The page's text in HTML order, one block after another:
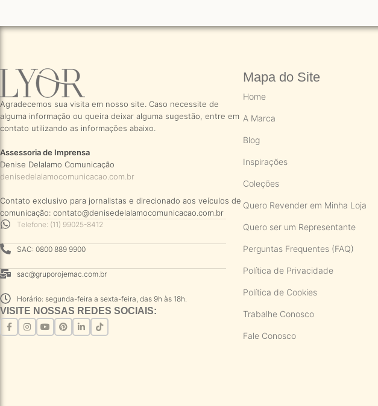
Agradecemos sua visita em nosso site. Caso necessite de
alguma informação ou queira deixar alguma sugestão, entre em
contato utilizando as informações abaixo.
Assessoria de Imprensa
Denise Delalamo Comunicação
denisedelalamocomunicacao.com.br
Contato exclusivo para jornalistas e direcionado aos veículos de
comunicação: contato@denisedelalamocomunicacao.com.br
Telefone: (11) 99025-8412
SAC: 0800 889 9900
sac@gruporojemac.com.br
Horário: segunda-feira a sexta-feira, das 9h às 18h.
VISITE NOSSAS REDES SOCIAIS:
Mapa do Site
Home
A Marca
Blog
Inspirações
Coleções
Quero Revender em Minha Loja
Quero ser um Representante
Perguntas Frequentes (FAQ)
Política de Privacidade
Política de Cookies
Trabalhe Conosco
Fale Conosco